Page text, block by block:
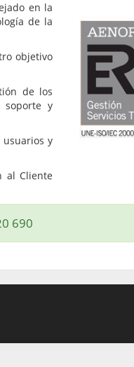
en la
de la
objetivo
de los
soporte y
y
al Cliente
690